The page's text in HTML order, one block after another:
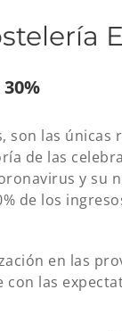
son las únicas
de las
y su
de los
en las
las